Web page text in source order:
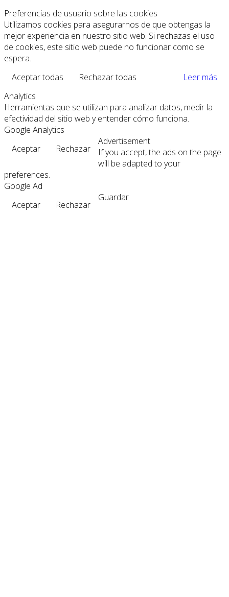
Preferencias de usuario sobre las cookies
Utilizamos cookies para asegurarnos de que obtengas la
mejor experiencia en nuestro sitio web. Si rechazas el uso
de cookies, este sitio web puede no funcionar como se
espera.
Aceptar todas
Rechazar todas
Leer más
Analytics
Herramientas que se utilizan para analizar datos, medir la
efectividad del sitio web y entender cómo funciona.
Google Analytics
Aceptar
Rechazar
Advertisement
If you accept, the ads on the page
will be adapted to your
preferences.
Google Ad
Aceptar
Rechazar
Guardar